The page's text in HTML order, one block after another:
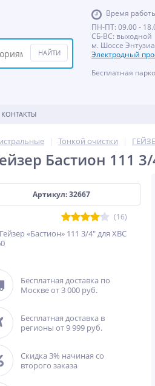
Время
ПН-ПТ: 09.00 -
СБ-ВС: выходной
м. Шоссе
Электродный
Бесплатная
КОНТАКТЫ
Тонкой очистки
Бастион 111
Артикул: 32667
(16)
«Бастион» 111 3/4" для ХВС
Бесплатная доставка по
Москве от 3 000 руб.
Бесплатная доставка в
регионы от 9 999 руб.
Скидка 3% начиная со
второго заказа